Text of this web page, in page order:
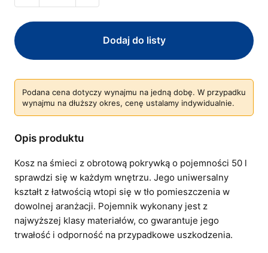
Dodaj do listy
Podana cena dotyczy wynajmu na jedną dobę. W przypadku
wynajmu na dłuższy okres, cenę ustalamy indywidualnie.
Opis produktu
Kosz na śmieci z obrotową pokrywką o pojemności 50 l
sprawdzi się w każdym wnętrzu. Jego uniwersalny
kształt z łatwością wtopi się w tło pomieszczenia w
dowolnej aranżacji. Pojemnik wykonany jest z
najwyższej klasy materiałów, co gwarantuje jego
trwałość i odporność na przypadkowe uszkodzenia.